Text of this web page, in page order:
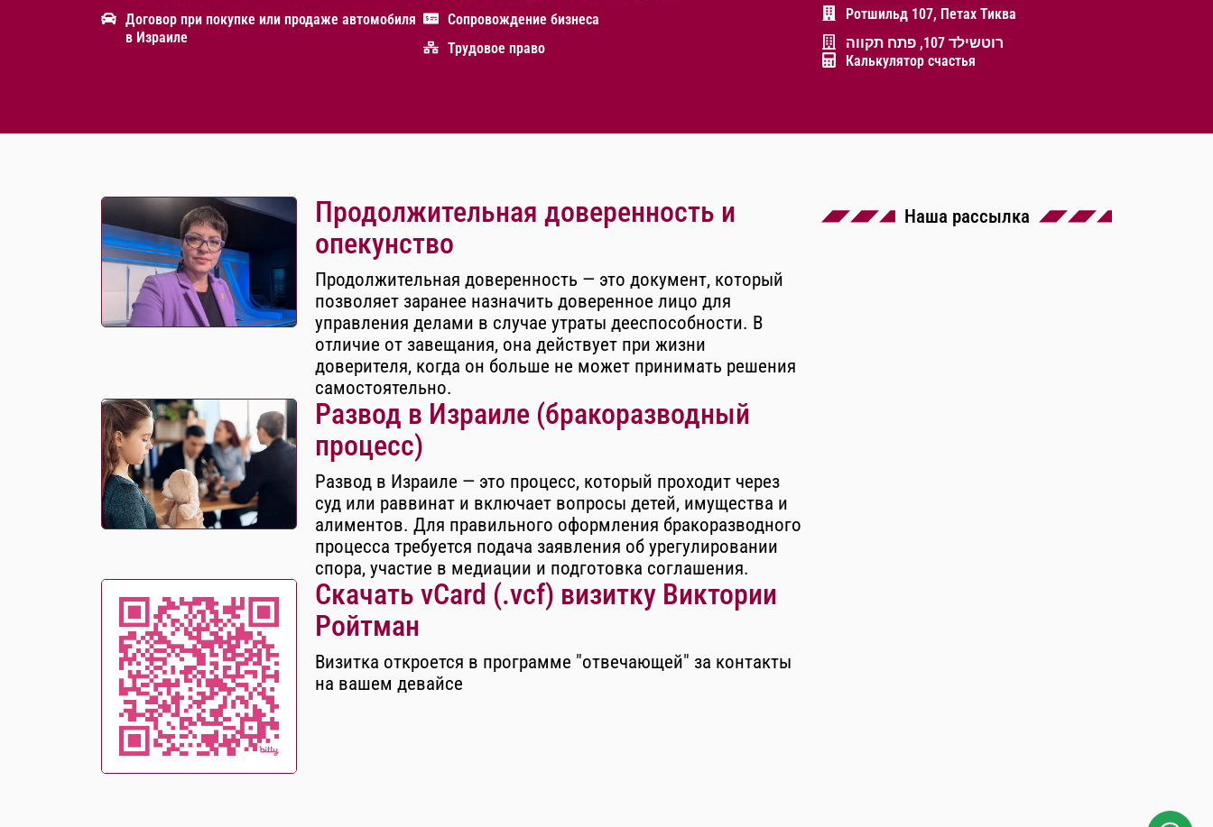
Договор при покупке или продаже автомобиля
в Израиле
Сопровождение бизнеса
Трудовое право
Ротшильд 107, Петах Тиква
רוטשילד 107, פתח תקווה
Калькулятор счастья
Продолжительная доверенность и
опекунство
Продолжительная доверенность — это документ, который
позволяет заранее назначить доверенное лицо для
управления делами в случае утраты дееспособности. В
отличие от завещания, она действует при жизни
доверителя, когда он больше не может принимать решения
самостоятельно.
Развод в Израиле (бракоразводный
процесс)
Развод в Израиле — это процесс, который проходит через
суд или раввинат и включает вопросы детей, имущества и
алиментов. Для правильного оформления бракоразводного
процесса требуется подача заявления об урегулировании
спора, участие в медиации и подготовка соглашения.
Скачать vCard (.vcf) визитку Виктории
Ройтман
Визитка откроется в программе "отвечающей" за контакты
на вашем девайсе
Наша рассылка